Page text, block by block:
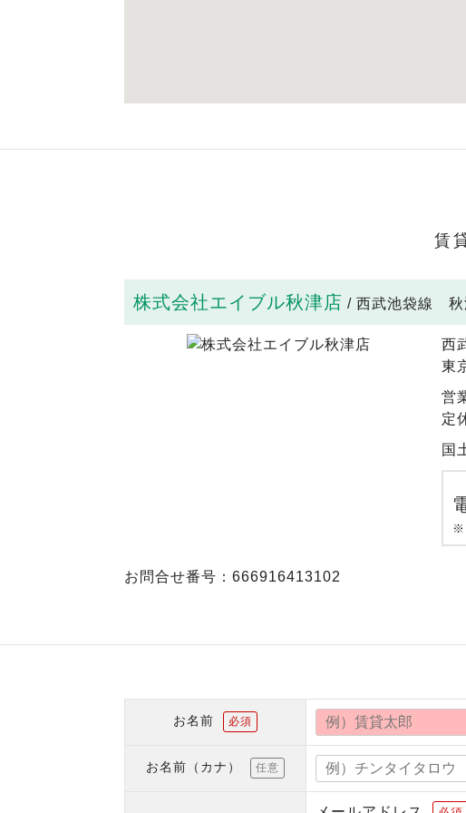
賃
株式会社エイブル秋津店 / 西武池袋線 秋
西
東
営
定
国
※
お問合せ番号：666916413102
お名前 必須
お名前（カナ） 任意